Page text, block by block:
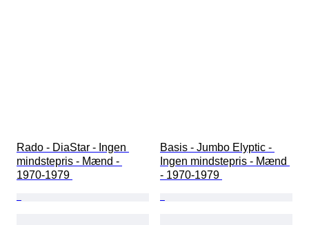
Rado - DiaStar - Ingen
mindstepris - Mænd -
1970-1979
Basis - Jumbo Elyptic -
Ingen mindstepris - Mænd
- 1970-1979